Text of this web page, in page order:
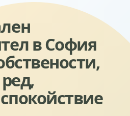
в София